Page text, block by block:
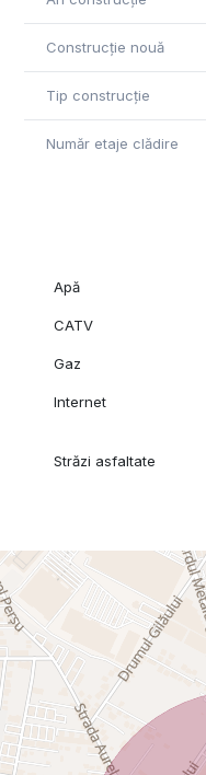
Construcție nouă
Tip construcție
Număr etaje clădire
Apă
CATV
Gaz
Internet
Străzi asfaltate